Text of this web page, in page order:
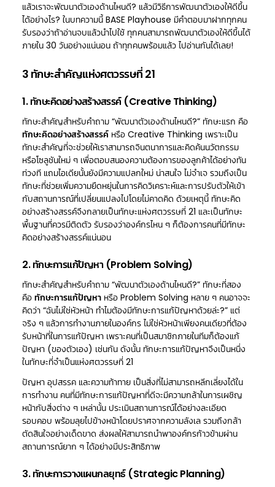
แล้วเราจะพัฒนาตัวเองด้านไหนดี? แล้วมีวิธีการพัฒนาตัวเองให้ดีขึ้น
ได้อย่างไร? ในบทความนี้ BASE Playhouse มีคำตอบมาฝากทุกคน
รับรองว่าถ้าอ่านจบแล้วนำไปใช้ ทุกคนสามารถพัฒนาตัวเองให้ดีขึ้นได้
ภายใน 30 วันอย่างแน่นอน ถ้าทุกคนพร้อมแล้ว ไปอ่านกันได้เลย!
3 ทักษะสำคัญแห่งศตวรรษที่ 21
1. ทักษะคิดอย่างสร้างสรรค์ (Creative Thinking)
ทักษะสำคัญสำหรับคำถาม “พัฒนาตัวเองด้านไหนดี?” ทักษะแรก คือ
ทักษะคิดอย่างสร้างสรรค์ หรือ Creative Thinking เพราะเป็น
ทักษะสำคัญที่จะช่วยให้เราสามารถจินตนาการและคิดค้นนวัตกรรม
หรือโซลูชันใหม่ ๆ เพื่อตอบสนองความต้องการของลูกค้าได้อย่างทัน
ท่วงที แถมไอเดียนั้นยังมีความแปลกใหม่ น่าสนใจ ไม่จำเจ รวมถึงเป็น
ทักษะที่ช่วยเพิ่มความยืดหยุ่นในการคิดวิเคราะห์และการปรับตัวให้เข้า
กับสถานการณ์ที่เปลี่ยนแปลงไปโดยไม่คาดคิด ด้วยเหตุนี้ ทักษะคิด
อย่างสร้างสรรค์จึงกลายเป็นทักษะแห่งศตวรรษที่ 21 และเป็นทักษะ
พื้นฐานที่ควรมีติดตัว รับรองว่าองค์กรไหน ๆ ก็ต้องการคนที่มีทักษะ
คิดอย่างสร้างสรรค์แน่นอน
2. ทักษะการแก้ปัญหา (Problem Solving)
ทักษะสำคัญสำหรับคำถาม “พัฒนาตัวเองด้านไหนดี?” ทักษะที่สอง
คือ ทักษะการแก้ปัญหา หรือ Problem Solving หลาย ๆ คนอาจจะ
คิดว่า “ฉันไม่ใช่หัวหน้า ทำไมต้องมีทักษะการแก้ปัญหาด้วยล่ะ?” แต่
จริง ๆ แล้วการทำงานภายในองค์กร ไม่ใช่หัวหน้าเพียงคนเดียวที่ต้อง
รับหน้าที่ในการแก้ปัญหา เพราะคนที่เป็นสมาชิกภายในทีมก็ต้องแก้
ปัญหา (ของตัวเอง) เช่นกัน ดังนั้น ทักษะการแก้ปัญหาจึงเป็นหนึ่ง
ในทักษะที่จำเป็นแห่งศตวรรษที่ 21
ปัญหา อุปสรรค และความท้าทาย เป็นสิ่งที่ไม่สามารถหลีกเลี่ยงได้ใน
การทำงาน คนที่มีทักษะการแก้ปัญหาที่ดีจะมีความกล้าในการเผชิญ
หน้ากับสิ่งต่าง ๆ เหล่านั้น ประเมินสถานการณ์ได้อย่างละเอียด
รอบคอบ พร้อมลุยไปข้างหน้าโดยปราศจากความลังเล รวมถึงกล้า
ตัดสินใจอย่างเด็ดขาด ส่งผลให้สามารถนำพาองค์กรก้าวข้ามผ่าน
สถานการณ์ยาก ๆ ได้อย่างมีประสิทธิภาพ
3. ทักษะการวางแผนกลยุทธ์ (Strategic Planning)